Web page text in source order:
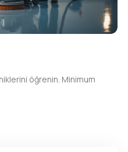
öğrenin. Minimum